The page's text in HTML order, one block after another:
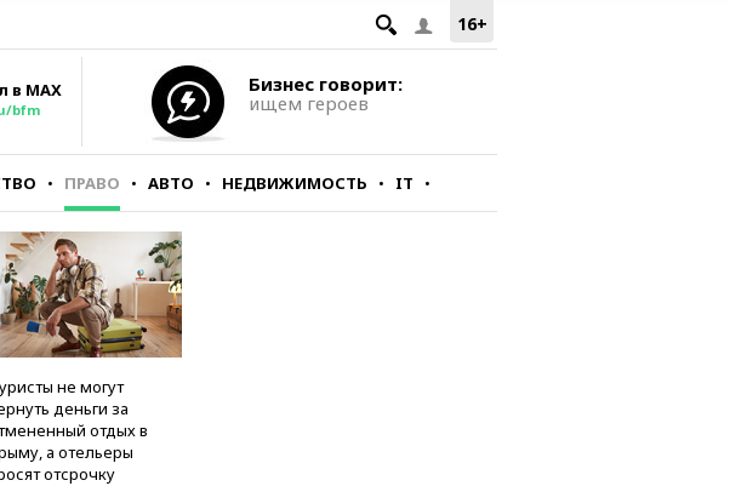
16+
в MAX
bfm
Бизнес говорит:
ищем героев
ПРАВО АВТО НЕДВИЖИМОСТЬ IT
не могут
деньги за
отдых в
а отельеры
отсрочку